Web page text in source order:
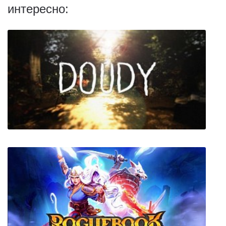
интересно:
DOUDY